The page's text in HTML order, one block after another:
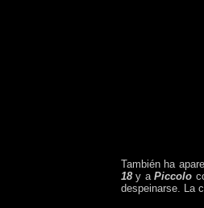
También ha
18y aPiccolo
despeinarse. La